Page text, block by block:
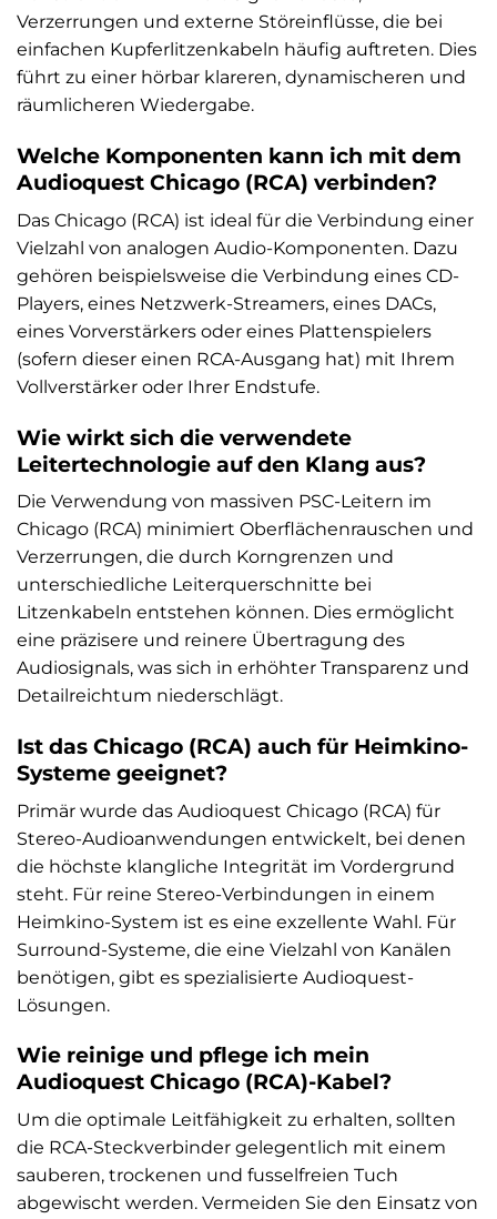
Verzerrungen und externe Störeinflüsse, die bei
einfachen Kupferlitzenkabeln häufig auftreten. Dies
führt zu einer hörbar klareren, dynamischeren und
räumlicheren Wiedergabe.
Welche Komponenten kann ich mit dem
Audioquest Chicago (RCA) verbinden?
Das Chicago (RCA) ist ideal für die Verbindung einer
Vielzahl von analogen Audio-Komponenten. Dazu
gehören beispielsweise die Verbindung eines CD-
Players, eines Netzwerk-Streamers, eines DACs,
eines Vorverstärkers oder eines Plattenspielers
(sofern dieser einen RCA-Ausgang hat) mit Ihrem
Vollverstärker oder Ihrer Endstufe.
Wie wirkt sich die verwendete
Leitertechnologie auf den Klang aus?
Die Verwendung von massiven PSC-Leitern im
Chicago (RCA) minimiert Oberflächenrauschen und
Verzerrungen, die durch Korngrenzen und
unterschiedliche Leiterquerschnitte bei
Litzenkabeln entstehen können. Dies ermöglicht
eine präzisere und reinere Übertragung des
Audiosignals, was sich in erhöhter Transparenz und
Detailreichtum niederschlägt.
Ist das Chicago (RCA) auch für Heimkino-
Systeme geeignet?
Primär wurde das Audioquest Chicago (RCA) für
Stereo-Audioanwendungen entwickelt, bei denen
die höchste klangliche Integrität im Vordergrund
steht. Für reine Stereo-Verbindungen in einem
Heimkino-System ist es eine exzellente Wahl. Für
Surround-Systeme, die eine Vielzahl von Kanälen
benötigen, gibt es spezialisierte Audioquest-
Lösungen.
Wie reinige und pflege ich mein
Audioquest Chicago (RCA)-Kabel?
Um die optimale Leitfähigkeit zu erhalten, sollten
die RCA-Steckverbinder gelegentlich mit einem
sauberen, trockenen und fusselfreien Tuch
abgewischt werden. Vermeiden Sie den Einsatz von